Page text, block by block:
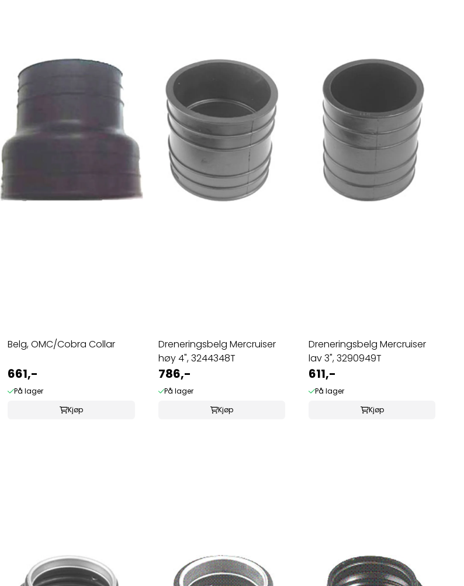
Belg, OMC/Cobra Collar
661,-
På lager
Kjøp
Dreneringsbelg Mercruiser
høy 4", 3244348T
786,-
På lager
Kjøp
Dreneringsbelg Mercruiser
lav 3", 3290949T
611,-
På lager
Kjøp